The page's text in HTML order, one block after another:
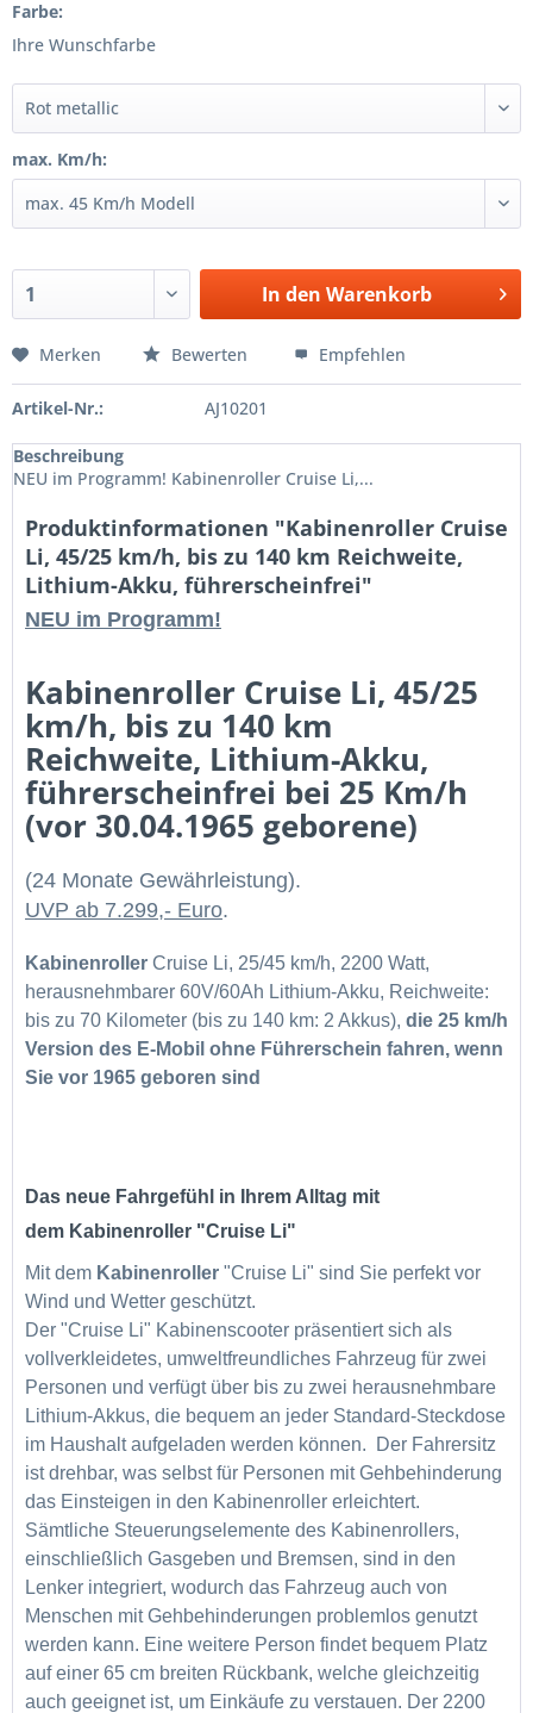
Farbe:
Ihre Wunschfarbe
max. Km/h:
In den Warenkorb
Merken Bewerten Empfehlen
Artikel-Nr.: AJ10201
Beschreibung
NEU im Programm! Kabinenroller Cruise Li,...
Produktinformationen "Kabinenroller Cruise
Li, 45/25 km/h, bis zu 140 km Reichweite,
Lithium-Akku, führerscheinfrei"
NEU im Programm!
Kabinenroller Cruise Li, 45/25
km/h, bis zu 140 km
Reichweite, Lithium-Akku,
führerscheinfrei bei 25 Km/h
(vor 30.04.1965 geborene)
(24 Monate Gewährleistung).
UVP ab 7.299,- Euro.
Kabinenroller Cruise Li, 25/45 km/h, 2200 Watt,
herausnehmbarer 60V/60Ah Lithium-Akku, Reichweite:
bis zu 70 Kilometer (bis zu 140 km: 2 Akkus), die 25 km/h
Version des E-Mobil ohne Führerschein fahren, wenn
Sie vor 1965 geboren sind
Das neue Fahrgefühl in Ihrem Alltag mit
dem Kabinenroller "Cruise Li"
Mit dem Kabinenroller "Cruise Li" sind Sie perfekt vor
Wind und Wetter geschützt.
Der "Cruise Li" Kabinenscooter präsentiert sich als
vollverkleidetes, umweltfreundliches Fahrzeug für zwei
Personen und verfügt über bis zu zwei herausnehmbare
Lithium-Akkus, die bequem an jeder Standard-Steckdose
im Haushalt aufgeladen werden können. Der Fahrersitz
ist drehbar, was selbst für Personen mit Gehbehinderung
das Einsteigen in den Kabinenroller erleichtert.
Sämtliche Steuerungselemente des Kabinenrollers,
einschließlich Gasgeben und Bremsen, sind in den
Lenker integriert, wodurch das Fahrzeug auch von
Menschen mit Gehbehinderungen problemlos genutzt
werden kann. Eine weitere Person findet bequem Platz
auf einer 65 cm breiten Rückbank, welche gleichzeitig
auch geeignet ist, um Einkäufe zu verstauen. Der 2200